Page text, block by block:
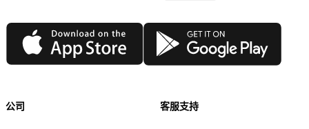
App Store Google Play
公司 客服支持